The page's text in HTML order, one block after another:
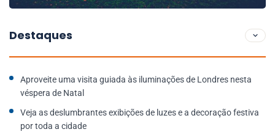
Destaques
Aproveite uma visita guiada às iluminações de Londres nesta
véspera de Natal
Veja as deslumbrantes exibições de luzes e a decoração festiva
por toda a cidade